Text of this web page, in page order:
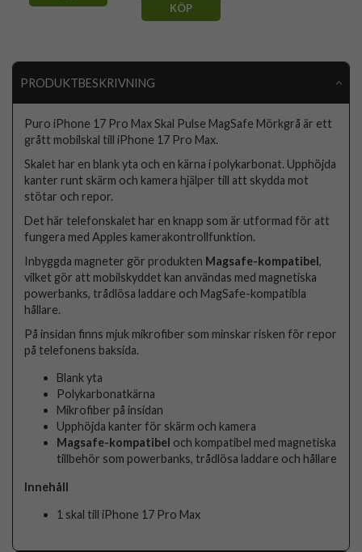
KÖP
PRODUKTBESKRIVNING
Puro iPhone 17 Pro Max Skal Pulse MagSafe Mörkgrå är ett
grått mobilskal till iPhone 17 Pro Max.
Skalet har en blank yta och en kärna i polykarbonat. Upphöjda
kanter runt skärm och kamera hjälper till att skydda mot
stötar och repor.
Det här telefonskalet har en knapp som är utformad för att
fungera med Apples kamerakontrollfunktion.
Inbyggda magneter gör produkten Magsafe-kompatibel,
vilket gör att mobilskyddet kan användas med magnetiska
powerbanks, trådlösa laddare och MagSafe-kompatibla
hållare.
På insidan finns mjuk mikrofiber som minskar risken för repor
på telefonens baksida.
Blank yta
Polykarbonatkärna
Mikrofiber på insidan
Upphöjda kanter för skärm och kamera
Magsafe-kompatibel och kompatibel med magnetiska
tillbehör som powerbanks, trådlösa laddare och hållare
Innehåll
1 skal till iPhone 17 Pro Max